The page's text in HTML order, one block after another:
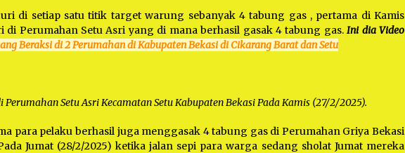
di setiap satu titik target warung sebanyak 4 tabung gas , pertama di Kamis
di Perumahan Setu Asri yang di mana berhasil gasak 4 tabung gas.Ini dia Video
Beraksi di 2 Perumahan di Kabupaten Bekasi di Cikarang Barat dan Setu
Perumahan Setu Asri Kecamatan Setu Kabupaten Bekasi Pada Kamis (27/2/2025).
para pelaku berhasil juga menggasak 4 tabung gas di Perumahan Griya Bekasi
Jumat (28/2/2025) ketika jalan sepi para warga sedang sholat Jumat mereka